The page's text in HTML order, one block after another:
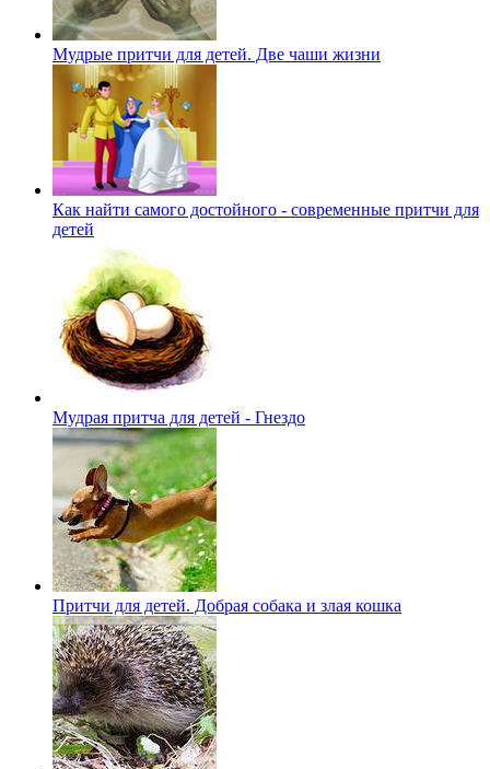
Мудрые притчи для детей. Две чаши жизни
Как найти самого достойного - современные притчи для
детей
Мудрая притча для детей - Гнездо
Притчи для детей. Добрая собака и злая кошка